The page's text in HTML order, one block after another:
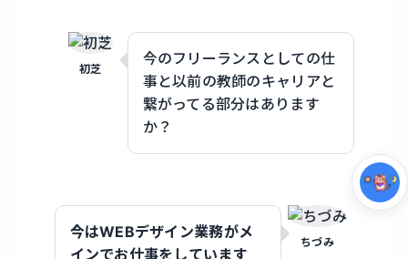
初芝
今のフリーランスとしての仕
事と以前の教師のキャリアと
繋がってる部分はあります
か？
ちづみ
今はWEBデザイン業務がメ
インでお仕事をしています
集中モード